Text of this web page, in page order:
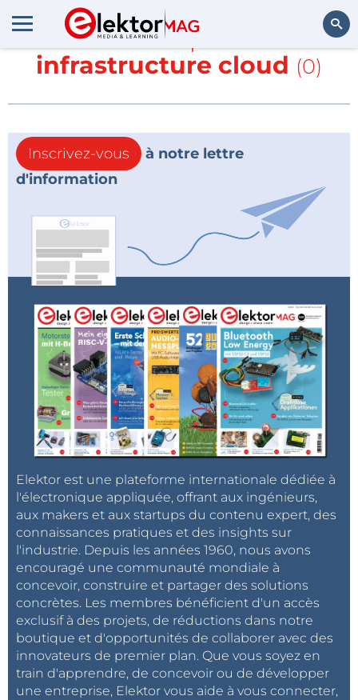
Rechercher
En savoir plus sur
infrastructure cloud (0)
Inscrivez-vous
à notre lettre
d'information
Elektor est une plateforme internationale dédiée à
l'électronique appliquée, offrant aux ingénieurs,
aux makers et aux startups du contenu expert, des
connaissances pratiques et des insights sur
l'industrie. Depuis les années 1960, nous avons
encouragé une communauté mondiale à
concevoir, construire et partager des solutions
concrètes. Les membres bénéficient d'un accès
exclusif à des projets, de réductions dans notre
boutique et d'opportunités de collaborer avec des
innovateurs de premier plan. Que vous soyez en
train d'apprendre, de concevoir ou de développer
une entreprise, Elektor vous aide à vous connecter,